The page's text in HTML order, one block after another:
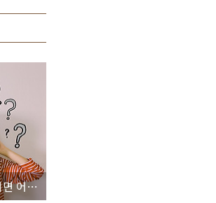
실수로 잘못 신고되면 어쩌죠?